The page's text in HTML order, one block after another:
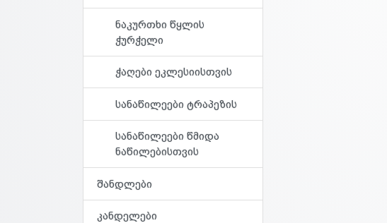
ნაკურთხი წყლის
ჭურჭელი
ჭაღები ეკლესიისთვის
სანაწილეები ტრაპეზის
სანაწილეები წმიდა
ნაწილებისთვის
შანდლები
კანდელები